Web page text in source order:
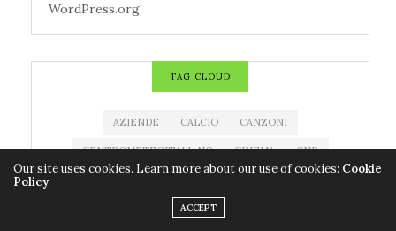
WordPress.org
TAG CLOUD
AZIENDE CALCIO CANZONI
CENTROMETEOITALIANO CINEMA CNR
EDITORIA ESTRAZIONE MILLIONDAY
Our site uses cookies. Learn more about our use of cookies: Cookie
Policy
ACCEPT